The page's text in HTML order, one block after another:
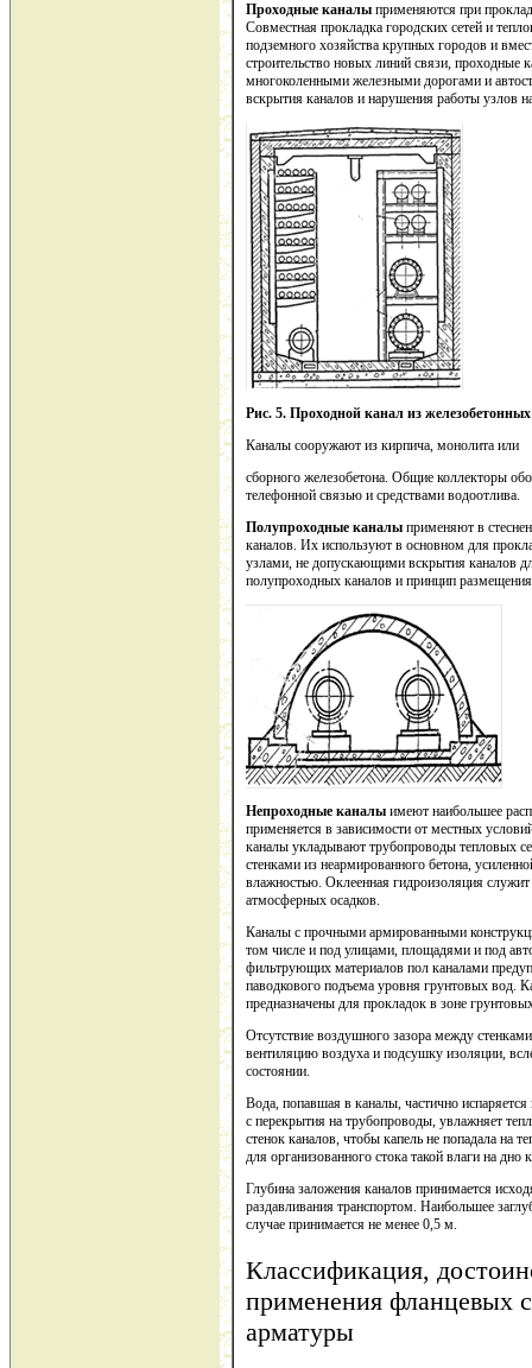
Проходные каналы применяются при
Совместная прокладка городских сетей и
подземного хозяйства крупных городов и
строительство новых линий связи, проходные
многоколенными железными дорогами и
вскрытия каналов и нарушения работы узлов
Рис. 5. Проходной канал из железобетонных
Каналы сооружают из кирпича, монолита или
сборного железобетона. Общие коллекторы
телефонной связью и средствами водоотлива.
Полупроходные каналы применяют в
каналов. Их используют в основном для
узлами, не допускающими вскрытия каналов
полупроходных каналов и принцип
Непроходные каналы имеют наибольшее
применяется в зависимости от местных
каналы укладывают трубопроводы тепловых
стенками из неармированного бетона,
влажностью. Оклеенная гидроизоляция
атмосферных осадков.
Каналы с прочными армированными
том числе и под улицами, площадями и под
фильтрующих материалов пол каналами
паводкового подъема уровня грунтовых вод.
предназначены для прокладок в зоне
Отсутствие воздушного зазора между
вентиляцию воздуха и подсушку изоляции,
состоянии.
Вода, попавшая в каналы, частично
с перекрытия на трубопроводы, увлажняет
стенок каналов, чтобы капель не попадала на
для организованного стока такой влаги на дно
Глубина заложения каналов принимается
раздавливания транспортом. Наибольшее
случае принимается не менее 0,5 м.
Классификация,
применения фланцевых
арматуры